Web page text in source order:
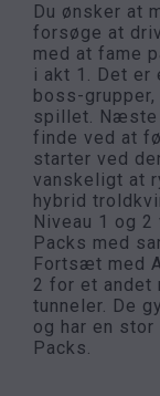
Du ønsker at
forsøge at
med at fame
i akt 1. Det er
boss-
spillet. Næste
finde ved at
starter ved
vanskeligt at
hybrid
Niveau 1 og
Packs med
Fortsæt med
2 for et andet
tunneler. De
og har en
Packs.